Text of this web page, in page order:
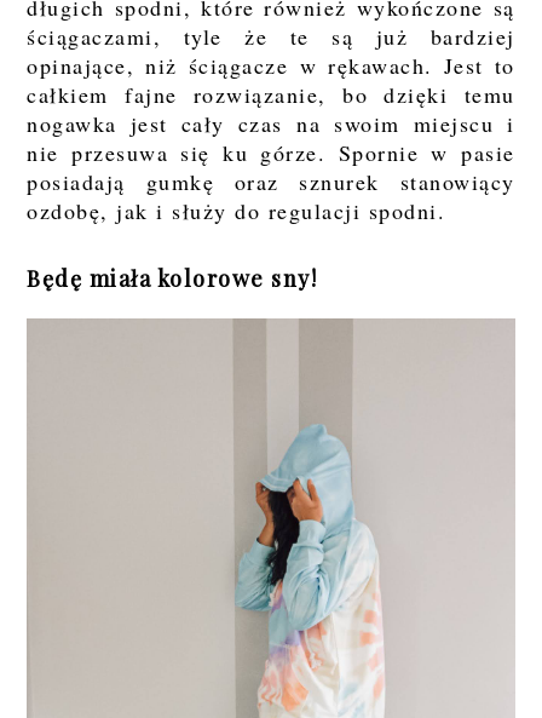
długich spodni, które również wykończone są
ściągaczami, tyle że te są już bardziej
opinające, niż ściągacze w rękawach. Jest to
całkiem fajne rozwiązanie, bo dzięki temu
nogawka jest cały czas na swoim miejscu i
nie przesuwa się ku górze. Spornie w pasie
posiadają gumkę oraz sznurek stanowiący
ozdobę, jak i służy do regulacji spodni.
Będę miała kolorowe sny!